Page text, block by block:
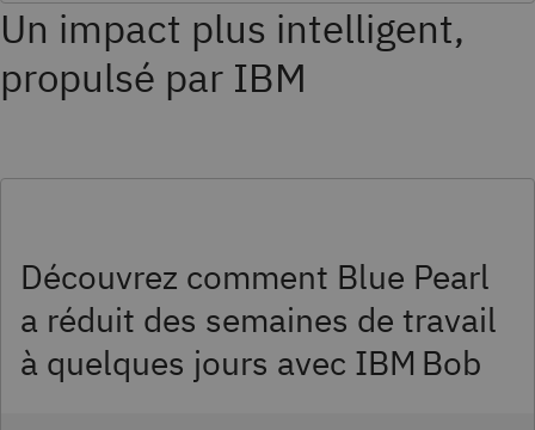
Un impact plus intelligent,
propulsé par IBM
Découvrez comment Blue Pearl
a réduit des semaines de travail
à quelques jours avec IBM Bob